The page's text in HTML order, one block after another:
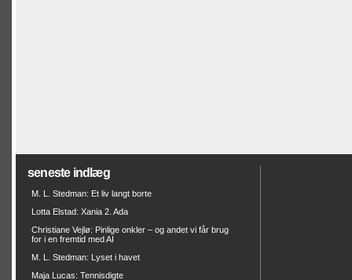
seneste indlæg
M. L. Stedman: Et liv langt borte
Lotta Elstad: Xania 2. Ada
Christiane Vejlø: Pinlige onkler – og andet vi får brug
for i en fremtid med AI
M. L. Stedman: Lyset i havet
Maja Lucas: Tennisdigte